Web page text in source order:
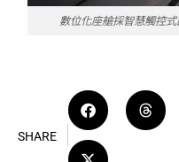
數位化座艙採智慧觸控
SHARE